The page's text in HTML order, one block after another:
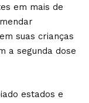
em mais de
suas crianças
a segunda dose
estados e